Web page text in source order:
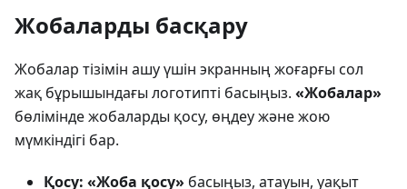
Жобаларды басқару
Жобалар тізімін ашу үшін экранның жоғарғы сол
жақ бұрышындағы логотипті басыңыз. «Жобалар»
бөлімінде жобаларды қосу, өңдеу және жою
мүмкіндігі бар.
Қосу: «Жоба қосу» басыңыз, атауын, уақыт